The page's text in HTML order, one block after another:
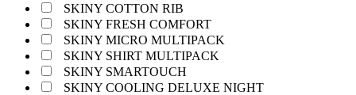
SKINY COTTON RIB
SKINY FRESH COMFORT
SKINY MICRO MULTIPACK
SKINY SHIRT MULTIPACK
SKINY SMARTOUCH
SKINY COOLING DELUXE NIGHT